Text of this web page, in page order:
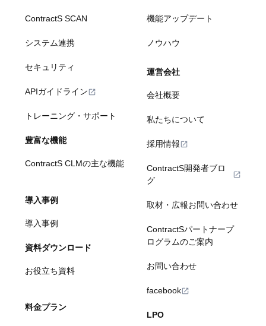
ContractS SCAN
システム連携
セキュリティ
APIガイドライン
トレーニング・サポート
豊富な機能
ContractS CLMの主な機能
導入事例
導入事例
資料ダウンロード
お役立ち資料
料金プラン
機能アップデート
ノウハウ
運営会社
会社概要
私たちについて
採用情報
ContractS開発者ブロ
グ
取材・広報お問い合わせ
ContractSパートナープ
ログラムのご案内
お問い合わせ
facebook
LPO